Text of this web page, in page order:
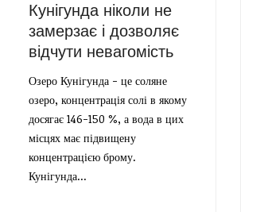
Кунігунда ніколи не
замерзає і дозволяє
відчути невагомість
Озеро Кунігунда - це соляне
озеро, концентрація солі в якому
досягає 146-150 %, а вода в цих
місцях має підвищену
концентрацією брому.
Кунігунда...